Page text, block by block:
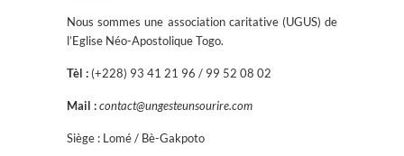
Nous sommes une association caritative (UGUS) de
l’Eglise Néo-Apostolique Togo.
Tèl : (+228) 93 41 21 96 / 99 52 08 02
Mail :contact@ungesteunsourire.com
Siège : Lomé / Bè-Gakpoto